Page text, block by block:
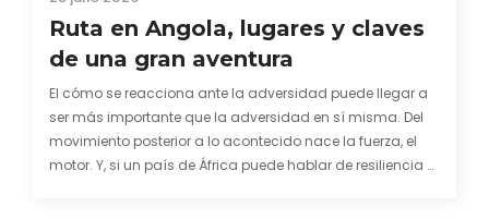
Ruta en Angola, lugares y claves
de una gran aventura
El cómo se reacciona ante la adversidad puede llegar a
ser más importante que la adversidad en sí misma. Del
movimiento posterior a lo acontecido nace la fuerza, el
motor. Y, si un país de África puede hablar de resiliencia y